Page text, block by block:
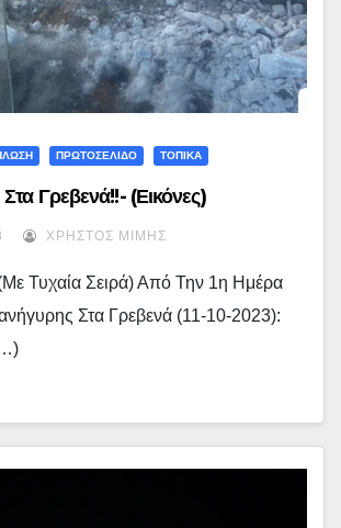
ΠΡΩΤΟΣΕΛΙΔΟ ΤΟΠΙΚΑ
Γρεβενά!!- (εικόνες)
ΧΡΉΣΤΟΣ ΜΊΜΗΣ
(με Τυχαία Σειρά) Από Την 1η Ημέρα
Στα Γρεβενά (11-10-2023):